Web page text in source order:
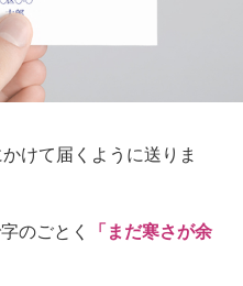
けて届くように送りま
のごとく
「まだ寒さが余